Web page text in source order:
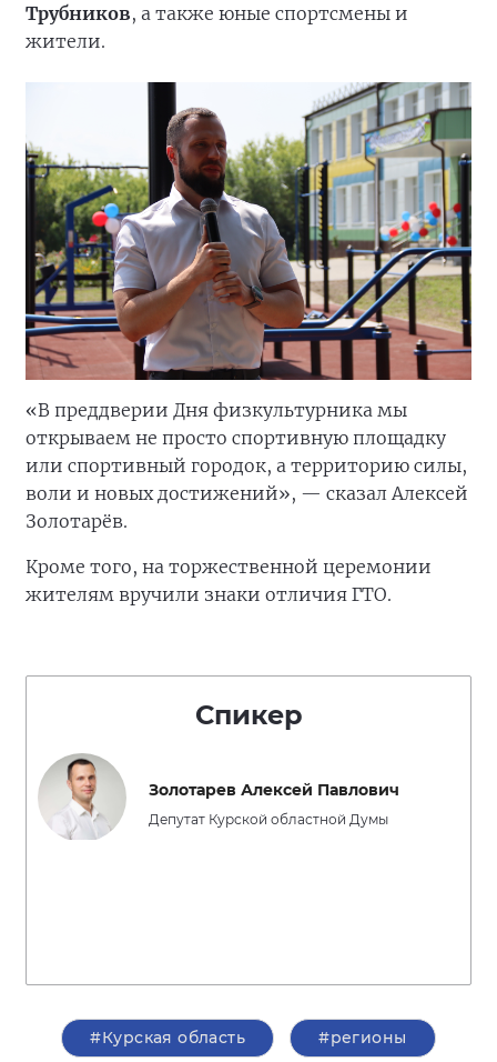
Трубников, а также юные спортсмены и
жители.
«В преддверии Дня физкультурника мы
открываем не просто спортивную площадку
или спортивный городок, а территорию силы,
воли и новых достижений», — сказал Алексей
Золотарёв.
Кроме того, на торжественной церемонии
жителям вручили знаки отличия ГТО.
Спикер
Золотарев Алексей Павлович
Депутат Курской областной Думы
#Курская область #регионы